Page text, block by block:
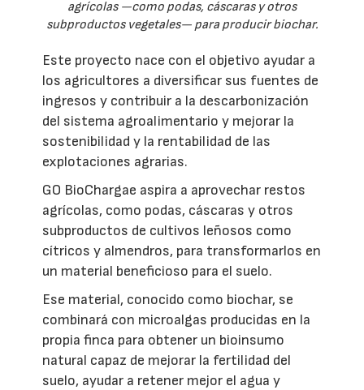
agrícolas —como podas, cáscaras y otros
subproductos vegetales— para producir biochar.
Este proyecto nace con el objetivo ayudar a
los agricultores a diversificar sus fuentes de
ingresos y contribuir a la descarbonización
del sistema agroalimentario y mejorar la
sostenibilidad y la rentabilidad de las
explotaciones agrarias.
GO BioChargae aspira a aprovechar restos
agrícolas, como podas, cáscaras y otros
subproductos de cultivos leñosos como
cítricos y almendros, para transformarlos en
un material beneficioso para el suelo.
Ese material, conocido como biochar, se
combinará con microalgas producidas en la
propia finca para obtener un bioinsumo
natural capaz de mejorar la fertilidad del
suelo, ayudar a retener mejor el agua y